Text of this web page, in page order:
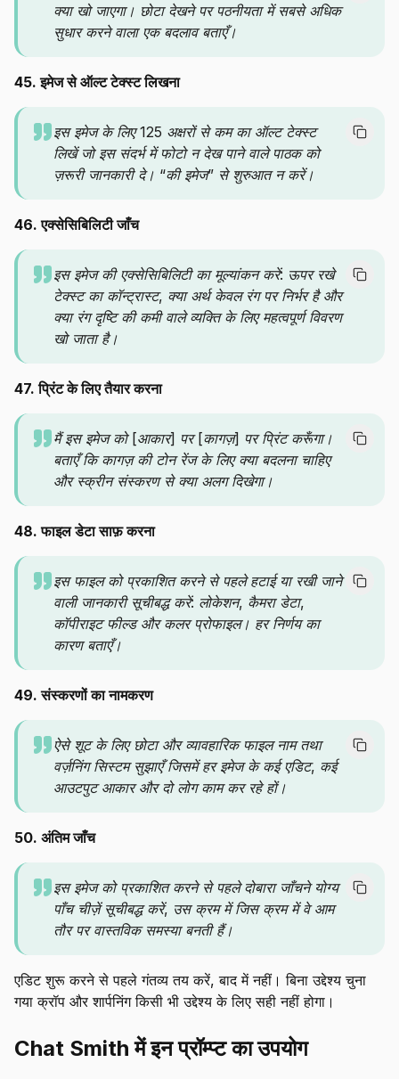
क्या खो जाएगा। छोटा देखने पर पठनीयता में सबसे अधिक
सुधार करने वाला एक बदलाव बताएँ।
45. इमेज से ऑल्ट टेक्स्ट लिखना
इस इमेज के लिए 125 अक्षरों से कम का ऑल्ट टेक्स्ट
लिखें जो इस संदर्भ में फोटो न देख पाने वाले पाठक को
ज़रूरी जानकारी दे। “की इमेज” से शुरुआत न करें।
46. एक्सेसिबिलिटी जाँच
इस इमेज की एक्सेसिबिलिटी का मूल्यांकन करें: ऊपर रखे
टेक्स्ट का कॉन्ट्रास्ट, क्या अर्थ केवल रंग पर निर्भर है और
क्या रंग दृष्टि की कमी वाले व्यक्ति के लिए महत्वपूर्ण विवरण
खो जाता है।
47. प्रिंट के लिए तैयार करना
मैं इस इमेज को [आकार] पर [कागज़] पर प्रिंट करूँगा।
बताएँ कि कागज़ की टोन रेंज के लिए क्या बदलना चाहिए
और स्क्रीन संस्करण से क्या अलग दिखेगा।
48. फाइल डेटा साफ़ करना
इस फाइल को प्रकाशित करने से पहले हटाई या रखी जाने
वाली जानकारी सूचीबद्ध करें: लोकेशन, कैमरा डेटा,
कॉपीराइट फील्ड और कलर प्रोफाइल। हर निर्णय का
कारण बताएँ।
49. संस्करणों का नामकरण
ऐसे शूट के लिए छोटा और व्यावहारिक फाइल नाम तथा
वर्ज़निंग सिस्टम सुझाएँ जिसमें हर इमेज के कई एडिट, कई
आउटपुट आकार और दो लोग काम कर रहे हों।
50. अंतिम जाँच
इस इमेज को प्रकाशित करने से पहले दोबारा जाँचने योग्य
पाँच चीज़ें सूचीबद्ध करें, उस क्रम में जिस क्रम में वे आम
तौर पर वास्तविक समस्या बनती हैं।
एडिट शुरू करने से पहले गंतव्य तय करें, बाद में नहीं। बिना उद्देश्य चुना
गया क्रॉप और शार्पनिंग किसी भी उद्देश्य के लिए सही नहीं होगा।
Chat Smith में इन प्रॉम्प्ट का उपयोग